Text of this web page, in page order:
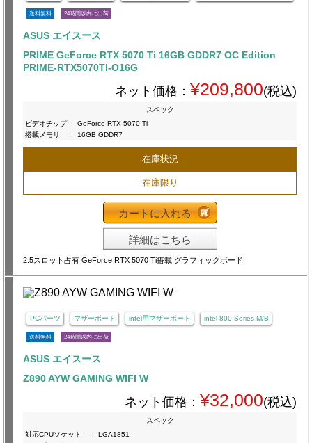
送料無料 24時間以内に出荷
ASUS エイスース
PRIME GeForce RTX 5070 Ti 16GB GDDR7 OC Edition
PRIME-RTX5070TI-O16G
ネット価格： ¥209,800(税込)
スペック
ビデオチップ :
GeForce RTX 5070 Ti
搭載メモリ
: 16GB GDDR7
在庫状況
在庫限り
カートに入れる
詳細はこちら
2.5スロット占有 GeForce RTX 5070 Ti搭載 グラフィックボード
PCパーツ マザーボード intel用マザーボード intel 800 Series M/B
送料無料 24時間以内に出荷
ASUS エイスース
Z890 AYW GAMING WIFI W
ネット価格： ¥32,000(税込)
スペック
対応CPUソケット
:
LGA1851